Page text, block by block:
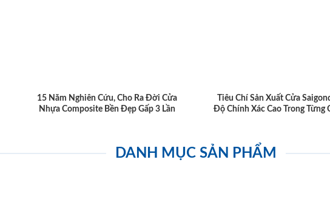
15 Năm Nghiên Cứu, Cho Ra Đời Cửa
Nhựa Composite Bền Đẹp Gấp 3 Lần
Tiêu Chí Sản Xuất Cửa
Độ Chính Xác Cao Trong Từng
DANH MỤC SẢN PHẨM